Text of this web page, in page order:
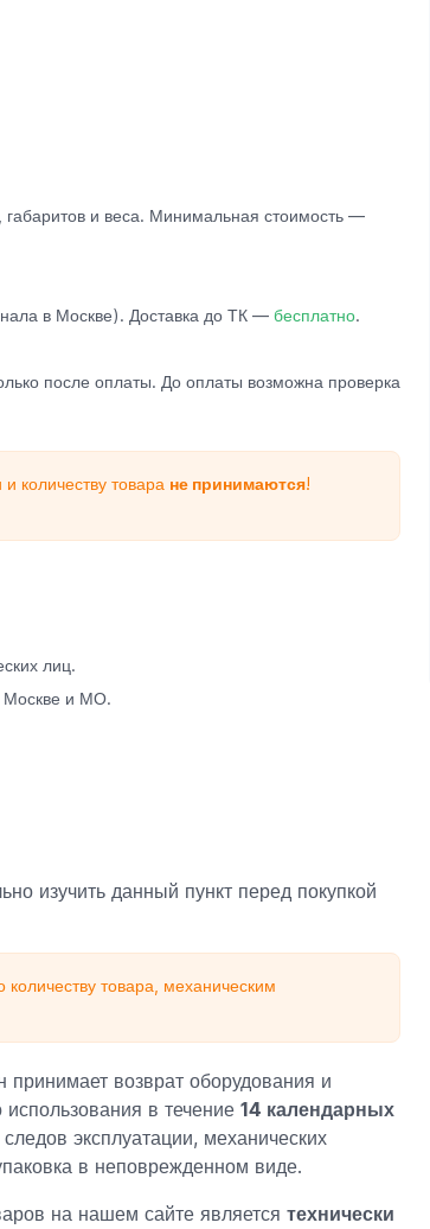
габаритов и веса. Минимальная стоимость —
в Москве). Доставка до ТК — бесплатно.
после оплаты. До оплаты возможна проверка
количеству товара не принимаются!
лиц.
Москве и МО.
изучить данный пункт перед покупкой
товара, механическим
возврат оборудования и
в течение 14 календарных
эксплуатации, механических
в неповрежденном виде.
на нашем сайте является технически